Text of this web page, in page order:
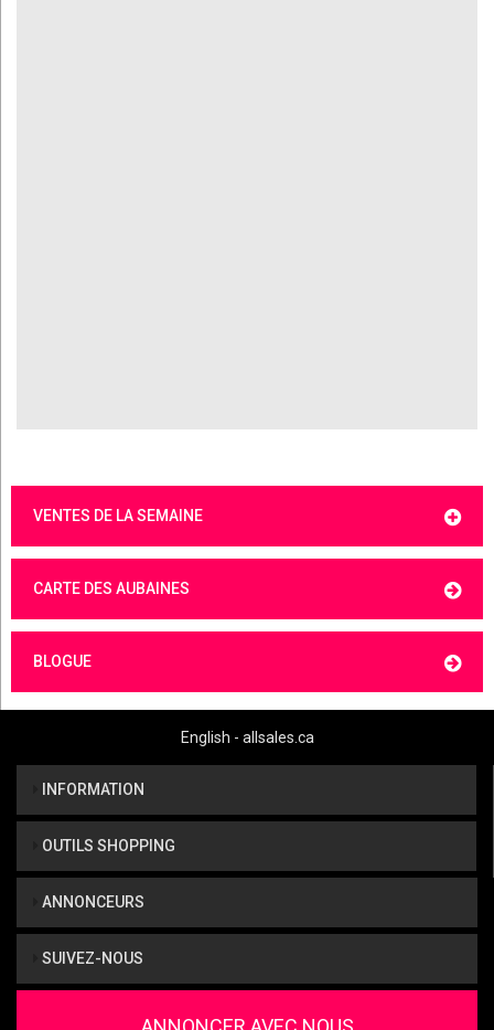
VENTES DE LA SEMAINE
CARTE DES AUBAINES
BLOGUE
English - allsales.ca
INFORMATION
OUTILS SHOPPING
ANNONCEURS
SUIVEZ-NOUS